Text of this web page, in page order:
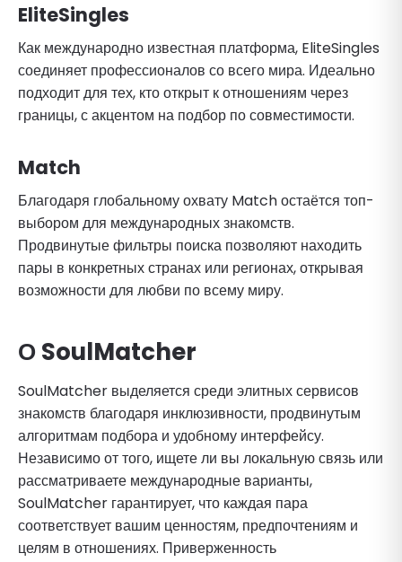
EliteSingles
Как международно известная платформа, EliteSingles
соединяет профессионалов со всего мира. Идеально
подходит для тех, кто открыт к отношениям через
границы, с акцентом на подбор по совместимости.
Match
Благодаря глобальному охвату Match остаётся топ-
выбором для международных знакомств.
Продвинутые фильтры поиска позволяют находить
пары в конкретных странах или регионах, открывая
возможности для любви по всему миру.
О SoulMatcher
SoulMatcher выделяется среди элитных сервисов
знакомств благодаря инклюзивности, продвинутым
алгоритмам подбора и удобному интерфейсу.
Независимо от того, ищете ли вы локальную связь или
рассматриваете международные варианты,
SoulMatcher гарантирует, что каждая пара
соответствует вашим ценностям, предпочтениям и
целям в отношениях. Приверженность